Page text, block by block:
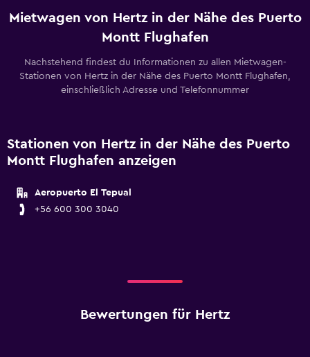
Mietwagen von Hertz in der Nähe des Puerto
Montt Flughafen
Nachstehend findest du Informationen zu allen Mietwagen-
Stationen von Hertz in der Nähe des Puerto Montt Flughafen,
einschließlich Adresse und Telefonnummer
Stationen von Hertz in der Nähe des Puerto
Montt Flughafen anzeigen
Aeropuerto El Tepual
+56 600 300 3040
Bewertungen für Hertz